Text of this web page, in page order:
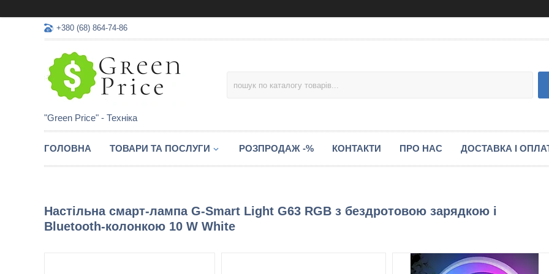
+380 (68) 864-74-86
"Green Price" - Техніка
ГОЛОВНА ТОВАРИ ТА ПОСЛУГИ РОЗПРОДАЖ -% КОНТАКТИ ПРО НАС ДОСТАВКА І
Настільна смарт-лампа G-Smart Light G63 RGB з бездротовою зарядкою і
Bluetooth-колонкою 10 W White